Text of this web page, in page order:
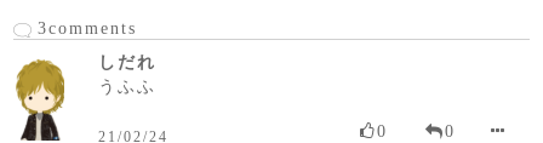
3comments
しだれ
うふふ
21/02/24 0 0